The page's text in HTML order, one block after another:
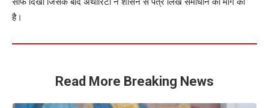
है।
Read More Breaking News